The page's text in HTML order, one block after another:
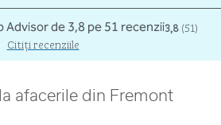
3,8 (51)
Citiți recenziile
afacerile din Fremont